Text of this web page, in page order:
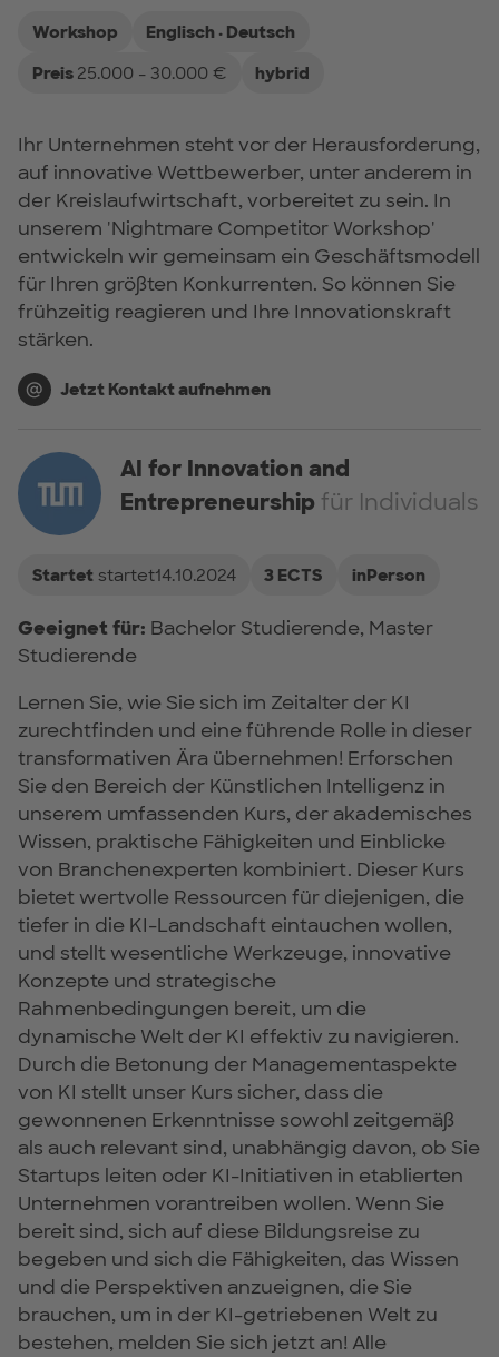
Workshop
Englisch · Deutsch
Preis 25.000 - 30.000 € hybrid
Ihr Unternehmen steht vor der Herausforderung,
auf innovative Wettbewerber, unter anderem in
der Kreislaufwirtschaft, vorbereitet zu sein. In
unserem 'Nightmare Competitor Workshop'
entwickeln wir gemeinsam ein Geschäftsmodell
für Ihren größten Konkurrenten. So können Sie
frühzeitig reagieren und Ihre Innovationskraft
stärken.
Jetzt Kontakt aufnehmen
AI for Innovation and
Entrepreneurship für Individuals
Startetstartet14.10.2024 3 ECTS inPerson
Geeignet für: Bachelor Studierende, Master
Studierende
Lernen Sie, wie Sie sich im Zeitalter der KI
zurechtfinden und eine führende Rolle in dieser
transformativen Ära übernehmen! Erforschen
Sie den Bereich der Künstlichen Intelligenz in
unserem umfassenden Kurs, der akademisches
Wissen, praktische Fähigkeiten und Einblicke
von Branchenexperten kombiniert. Dieser Kurs
bietet wertvolle Ressourcen für diejenigen, die
tiefer in die KI-Landschaft eintauchen wollen,
und stellt wesentliche Werkzeuge, innovative
Konzepte und strategische
Rahmenbedingungen bereit, um die
dynamische Welt der KI effektiv zu navigieren.
Durch die Betonung der Managementaspekte
von KI stellt unser Kurs sicher, dass die
gewonnenen Erkenntnisse sowohl zeitgemäß
als auch relevant sind, unabhängig davon, ob Sie
Startups leiten oder KI-Initiativen in etablierten
Unternehmen vorantreiben wollen. Wenn Sie
bereit sind, sich auf diese Bildungsreise zu
begeben und sich die Fähigkeiten, das Wissen
und die Perspektiven anzueignen, die Sie
brauchen, um in der KI-getriebenen Welt zu
bestehen, melden Sie sich jetzt an! Alle